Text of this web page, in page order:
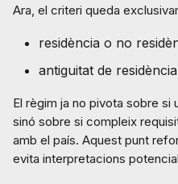
Ara, el criteri queda
residència o no
antiguitat de
El règim ja no pivota sobre si
sinó sobre si compleix
amb el país. Aquest punt
evita interpretacions